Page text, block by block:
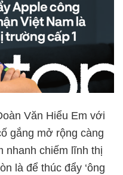
Văn Hiểu Em với
gắng mở rộng càng
nhanh chiếm lĩnh thị
là để thúc đẩy ‘ông